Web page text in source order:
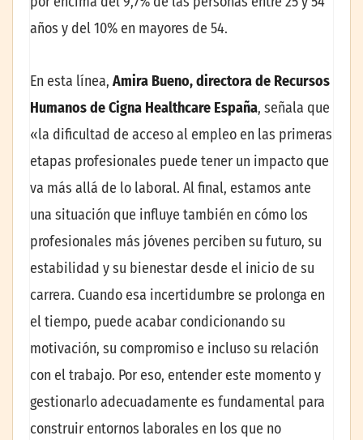
años y del 10% en mayores de 54.
En esta línea, Amira Bueno, directora de Recursos
Humanos de Cigna Healthcare España, señala que
«la dificultad de acceso al empleo en las primeras
etapas profesionales puede tener un impacto que
va más allá de lo laboral. Al final, estamos ante
una situación que influye también en cómo los
profesionales más jóvenes perciben su futuro, su
estabilidad y su bienestar desde el inicio de su
carrera. Cuando esa incertidumbre se prolonga en
el tiempo, puede acabar condicionando su
motivación, su compromiso e incluso su relación
con el trabajo. Por eso, entender este momento y
gestionarlo adecuadamente es fundamental para
construir entornos laborales en los que no